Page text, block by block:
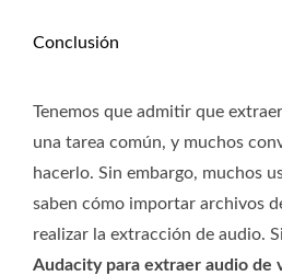
Conclusión
Tenemos que admitir que
una tarea común, y muchos
hacerlo. Sin embargo, muchos
saben cómo importar archivos
realizar la extracción de audio.
Audacity para extraer audio de